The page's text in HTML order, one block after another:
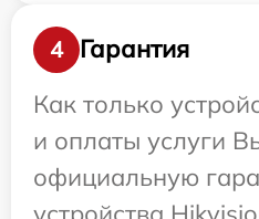
4
Гарантия
Как только
и оплаты услуги
официальную